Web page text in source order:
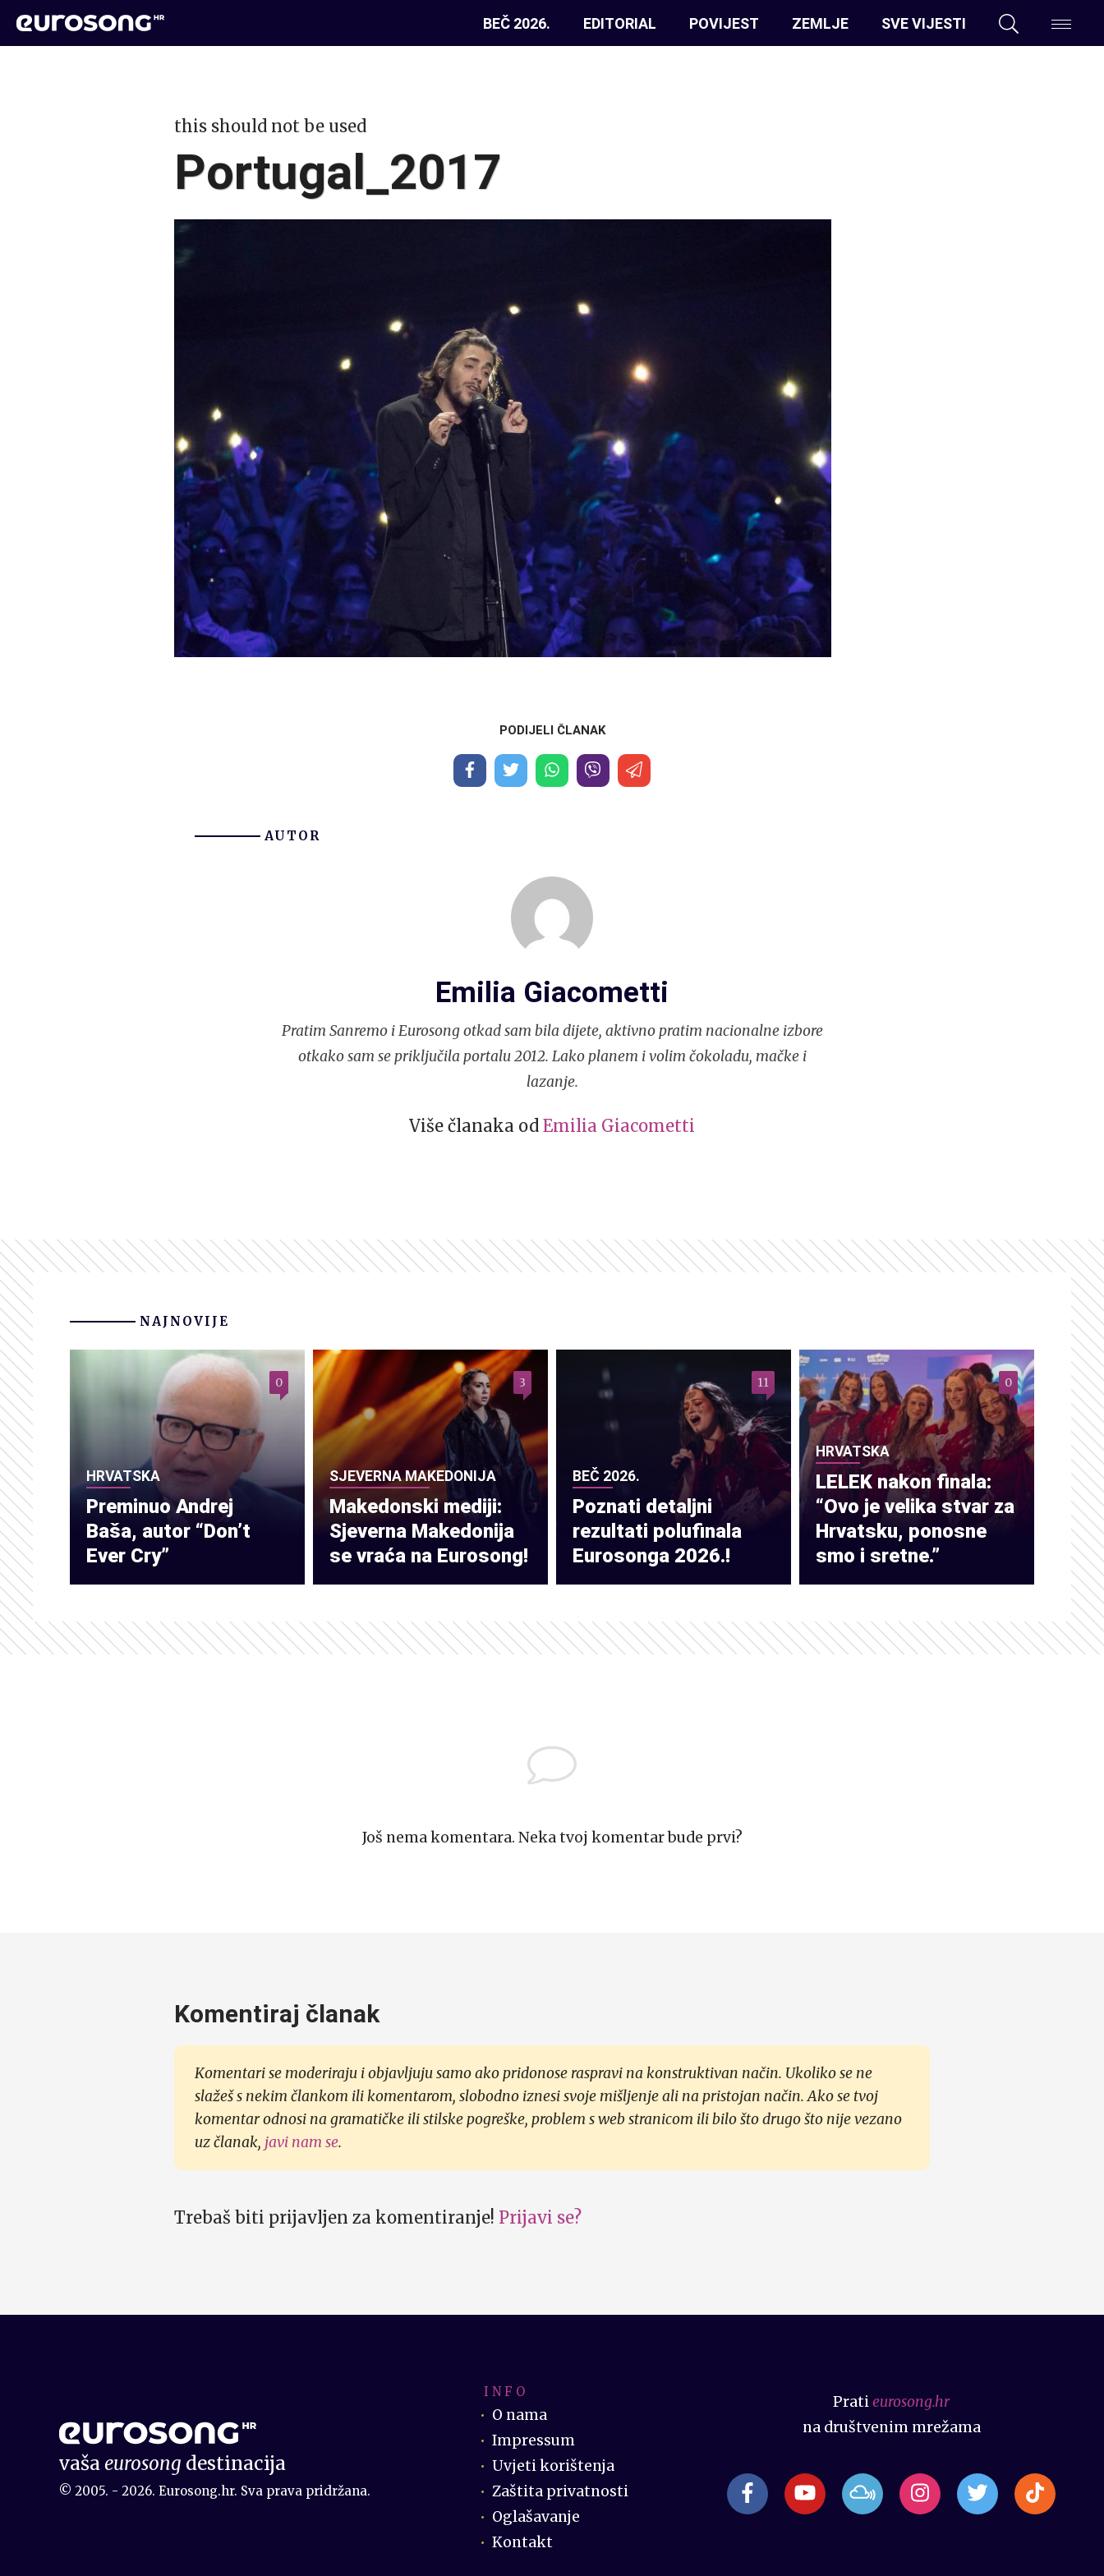
BEČ 2026. EDITORIAL POVIJEST ZEMLJE SVE VIJESTI
this should not be used
Portugal_2017
PODIJELI ČLANAK
AUTOR
Emilia Giacometti
Pratim Sanremo i Eurosong otkad sam bila dijete, aktivno pratim nacionalne izbore
otkako sam se priključila portalu 2012. Lako planem i volim čokoladu, mačke i
lazanje.
Više članaka od Emilia Giacometti
NAJNOVIJE
HRVATSKA
Preminuo Andrej
Baša, autor “Don’t
Ever Cry”
0
SJEVERNA MAKEDONIJA
Makedonski mediji:
Sjeverna Makedonija
se vraća na Eurosong!
3
BEČ 2026.
Poznati detaljni
rezultati polufinala
Eurosonga 2026.!
11
HRVATSKA
LELEK nakon finala:
“Ovo je velika stvar za
Hrvatsku, ponosne
smo i sretne.”
0
Još nema komentara. Neka tvoj komentar bude prvi?
Komentiraj članak
Komentari se moderiraju i objavljuju samo ako pridonose raspravi na konstruktivan način. Ukoliko se ne
slažeš s nekim člankom ili komentarom, slobodno iznesi svoje mišljenje ali na pristojan način. Ako se tvoj
komentar odnosi na gramatičke ili stilske pogreške, problem s web stranicom ili bilo što drugo što nije vezano
uz članak, javi nam se.
Trebaš biti prijavljen za komentiranje! Prijavi se?
vašaeurosong destinacija
© 2005. - 2026. Eurosong.hr. Sva prava pridržana.
I N F O
O nama
Impressum
Uvjeti korištenja
Zaštita privatnosti
Oglašavanje
Kontakt
Pratieurosong.hr
na društvenim mrežama